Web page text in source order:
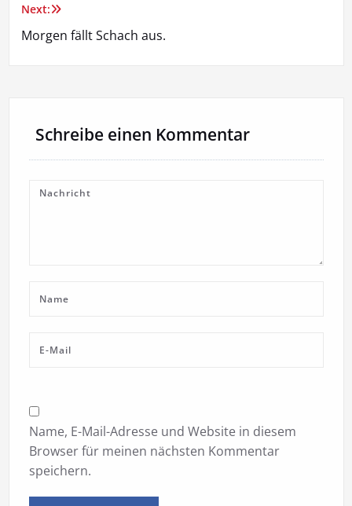
Next:
Morgen fällt Schach aus.
Schreibe einen Kommentar
Name, E-Mail-Adresse und Website in diesem
Browser für meinen nächsten Kommentar
speichern.